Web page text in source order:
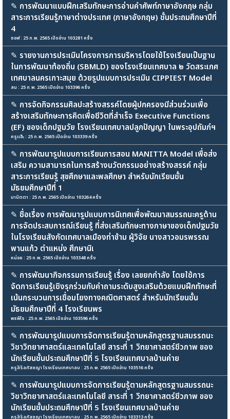
✎ การพัฒนาแบบฝึกเสริมทักษะการอ่านคำศัพท์ภาษาอังกฤษ กลุ่ม
สาระการเรียนรู้ภาษาต่างประเทศ (ภาษาอังกฤษ) ชั้นประถมศึกษาปีที่
4
ซอฟ : 25 ก.พ. 2565 เปิดอ่าน 103281 ครั้ง
✎ รายงานการประเมินโครงการการบริหารโดยใช้โรงเรียนเป็นฐาน
ในการพัฒนาท้องถิ่น (SBMLD) ของโรงเรียนเทศบาล ๒ วัดสระเกศ
เทศบาลนครเกาะสมุย ด้วยรูปแบบการประเมิน CIPPIEST Model
สน : 25 ก.พ. 2565 เปิดอ่าน 103396 ครั้ง
✎ การจัดกิจกรรมศิลปะสร้างสรรค์โดยผู้ปกครองมีส่วนร่วมเพื่อ
สร้างเสริมทักษะการคิดเพื่อชีวิตที่สำเร็จ Executive Functions
(EF) ของเด็กปฐมวัย โรงเรียนเทศบาลปลูกปัญญา ในพระอุปถัมภ์ฯ
ครูแอ๊ะ : 25 ก.พ. 2565 เปิดอ่าน 103339 ครั้ง
✎ การพัฒนารูปแบบการเรียนการสอน MANITTA Model เพื่อส่ง
เสริม ความสามารถในการสร้างนวัตกรรมอย่างสร้างสรรค์ กลุ่ม
สาระการเรียนรู้ สุขศึกษาและพลศึกษา สำหรับนักเรียนชั้น
มัธยมศึกษาปีที่ 1
มานิตตา : 25 ก.พ. 2565 เปิดอ่าน 103264 ครั้ง
✎ ชื่อเรื่อง การพัฒนารูปแบบการนิเทศเพื่อพัฒนาสมรรถนะครูด้าน
การจัดประสบการณ์เรียนรู้ ที่ส่งเสริมทักษะทางภาษาของเด็กปฐมวัย
ในโรงเรียนสังกัดเทศบาลเมืองท่าข้าม ผู้วิจัย นางสาวอมรพรรณ
พานแก้ว ตำแหน่ง ศึกษานิเ
หน่อย : 25 ก.พ. 2565 เปิดอ่าน 103348 ครั้ง
✎ การพัฒนากิจกรรมการเรียนรู้ เรื่อง เลขยกกำลัง โดยใช้การ
จัดการเรียนรู้เชิงรุกร่วมกับคำถามระดับสูงเสริมด้วยแบบฝึกทักษะที่
เน้นกระบวนการเชื่อมโยงทางคณิตศาสตร์ สำหรับนักเรียนชั้น
มัธยมศึกษาปีที่ 4 โรงเรียนพร
พรพิไร : 25 ก.พ. 2565 เปิดอ่าน 103596 ครั้ง
✎ การพัฒนารูปแบบการจัดการเรียนรู้ตามหลักสูตรฐานสมรรถนะ
วิชาวิทยาศาสตร์และเทคโนโลยี สาระที่ 1 วิทยาศาสตร์ชีวภาพ ของ
นักเรียนชั้นประถมศึกษาปีที่ 5 โรงเรียนเทศบาลบ้านค่าย
ครูสิริลภัสชญา โรงเรียนเทศบาลบ : 25 ก.พ. 2565 เปิดอ่าน 103516 ครั้ง
✎ การพัฒนารูปแบบการจัดการเรียนรู้ตามหลักสูตรฐานสมรรถนะ
วิชาวิทยาศาสตร์และเทคโนโลยี สาระที่ 1 วิทยาศาสตร์ชีวภาพ ของ
นักเรียนชั้นประถมศึกษาปีที่ 5 โรงเรียนเทศบาลบ้านค่าย
ครูสิริลภัสชญา โรงเรียนเทศบาลบ : 25 ก.พ. 2565 เปิดอ่าน 103313 ครั้ง